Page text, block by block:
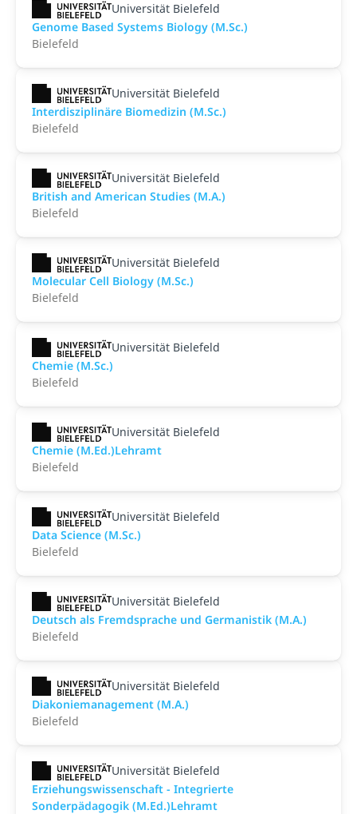
Universität Bielefeld
Genome Based Systems Biology (M.Sc.)
Bielefeld
Universität Bielefeld
Interdisziplinäre Biomedizin (M.Sc.)
Bielefeld
Universität Bielefeld
British and American Studies (M.A.)
Bielefeld
Universität Bielefeld
Molecular Cell Biology (M.Sc.)
Bielefeld
Universität Bielefeld
Chemie (M.Sc.)
Bielefeld
Universität Bielefeld
Chemie (M.Ed.)Lehramt
Bielefeld
Universität Bielefeld
Data Science (M.Sc.)
Bielefeld
Universität Bielefeld
Deutsch als Fremdsprache und Germanistik (M.A.)
Bielefeld
Universität Bielefeld
Diakoniemanagement (M.A.)
Bielefeld
Universität Bielefeld
Erziehungswissenschaft - Integrierte
Sonderpädagogik (M.Ed.)Lehramt